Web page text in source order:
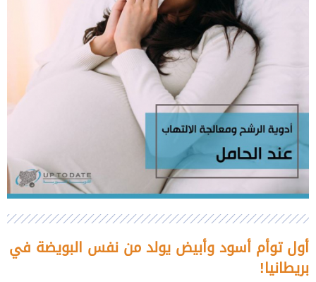
أول توأم أسود وأبيض يولد من نفس البويضة في
بريطانيا!